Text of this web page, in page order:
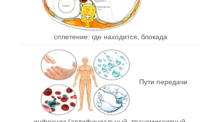
сплетение: где находится, блокада
Пути передачи